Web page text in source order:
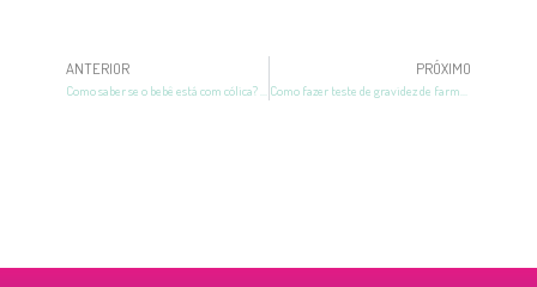
ANTERIOR
Como saber se o bebê está com cólica? Entenda as causas!
PRÓXIMO
Como fazer teste de gravidez de farmácia? Passo a passo.